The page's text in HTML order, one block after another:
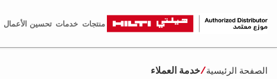
منتجات خدمات تحسين الأعمال
الصفحة الرئيسية خدمة العملاء